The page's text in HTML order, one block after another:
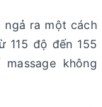
ngả ra một cách
115 độ đến 155
không